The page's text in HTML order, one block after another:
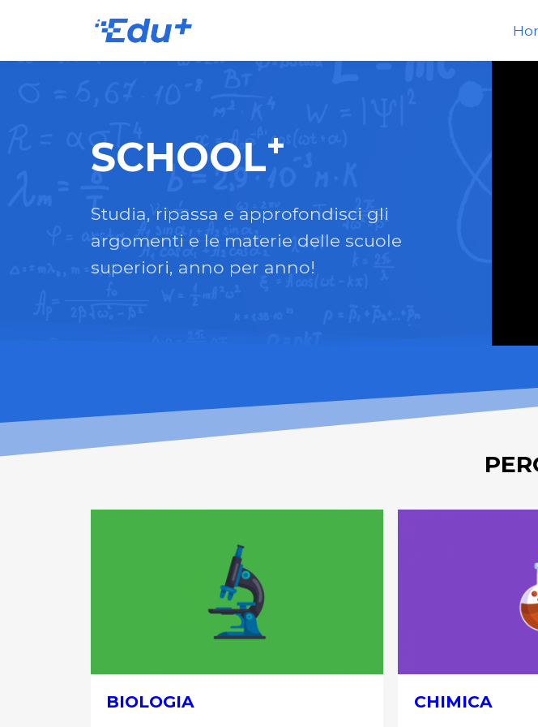
SCHOOL+
Studia, ripassa e approfondisci gli
argomenti e le materie delle scuole
superiori, anno per anno!
BIOLOGIA CHIMICA